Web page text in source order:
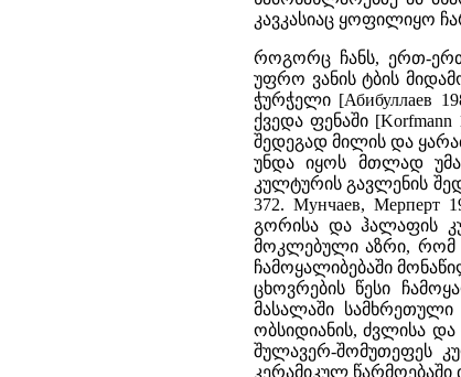
კავკასიაც ყოფილიყო
როგორც ჩანს, ერთ-
უფრო ვანის ტბის
ჭურჭელი [Абибуллаев
ქვედა ფენაში
შედეგად მილის და
უნდა იყოს მთლად
კულტურის გავლენის
372. Мунчаев,
გორისა და ჰალაფის
მოკლებული აზრი, რომ
ჩამოყალიბებაში
ცხოვრების წესი
მასალაში
ობსიდიანის, ძვლისა და
შულავერ-შომუთეფეს
კერამიკულ